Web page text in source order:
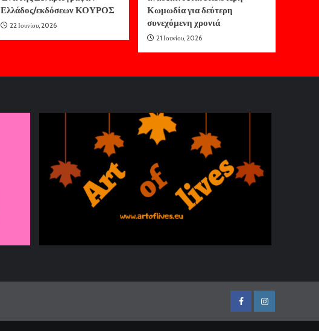
Ελλάδος/εκδόσεων ΚΟΥΡΟΣ
22 Ιουνίου, 2026
Κωμωδία για δεύτερη
συνεχόμενη χρονιά
21 Ιουνίου, 2026
FacebookInstagram